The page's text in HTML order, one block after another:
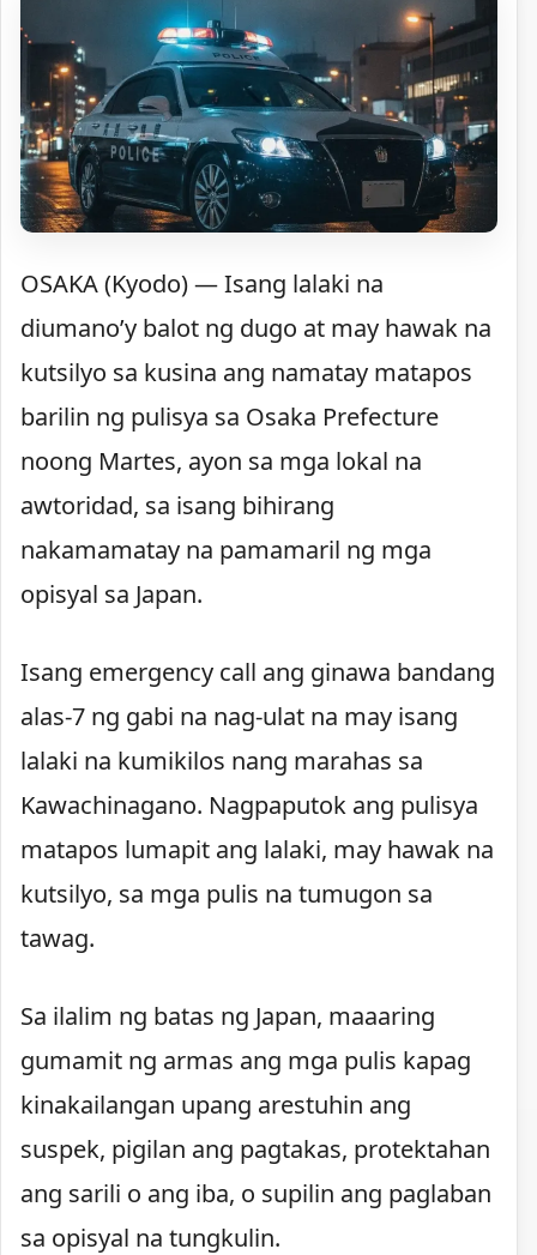
OSAKA (Kyodo) — Isang lalaki na
diumano’y balot ng dugo at may hawak na
kutsilyo sa kusina ang namatay matapos
barilin ng pulisya sa Osaka Prefecture
noong Martes, ayon sa mga lokal na
awtoridad, sa isang bihirang
nakamamatay na pamamaril ng mga
opisyal sa Japan.
Isang emergency call ang ginawa bandang
alas-7 ng gabi na nag-ulat na may isang
lalaki na kumikilos nang marahas sa
Kawachinagano. Nagpaputok ang pulisya
matapos lumapit ang lalaki, may hawak na
kutsilyo, sa mga pulis na tumugon sa
tawag.
Sa ilalim ng batas ng Japan, maaaring
gumamit ng armas ang mga pulis kapag
kinakailangan upang arestuhin ang
suspek, pigilan ang pagtakas, protektahan
ang sarili o ang iba, o supilin ang paglaban
sa opisyal na tungkulin.